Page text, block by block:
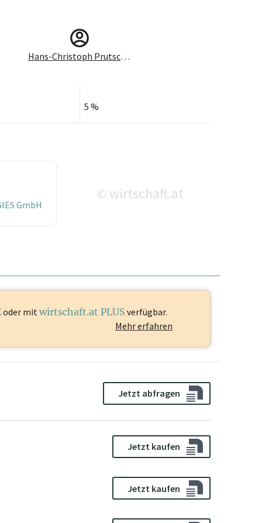
Hans-Christoph Prutscher
5 %
GmbH
© wirtschaft.at
oder mit wirtschaft.at PLUS verfügbar.
Mehr erfahren
Jetzt abfragen
Jetzt kaufen
Jetzt kaufen